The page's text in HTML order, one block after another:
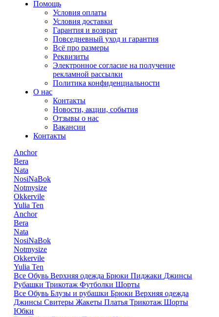
Помощь
Условия оплаты
Условия доставки
Гарантия и возврат
Повседневный уход и гарантия
Всё про размеры
Реквизиты
Электронное согласие на получение
рекламной рассылки
Политика конфиденциальности
О нас
Контакты
Новости, акции, события
Отзывы о нас
Вакансии
Контакты
Anchor
Bera
Nata
NosiNaBok
Notmysize
Okkervile
Yulia Ten
Anchor
Bera
Nata
NosiNaBok
Notmysize
Okkervile
Yulia Ten
Все Обувь Верхняя одежда Брюки Пиджаки Джинсы
Рубашки Трикотаж Футболки Шорты
Все Обувь Блузы и рубашки Брюки Верхняя одежда
Джинсы Свитеры Жакеты Платья Трикотаж Шорты
Юбки